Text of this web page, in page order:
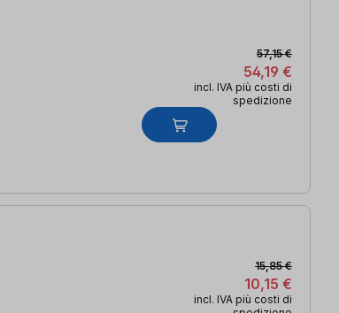
54,19 €
57,15 €
incl. IVA più costi di
spedizione
10,15 €
15,85 €
incl. IVA più costi di